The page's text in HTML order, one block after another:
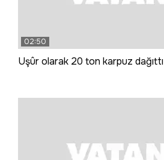
02:50
Uşûr olarak 20 ton karpuz dağıttı